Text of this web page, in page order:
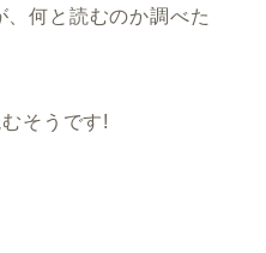
何と読むのか調べた
むそうです!